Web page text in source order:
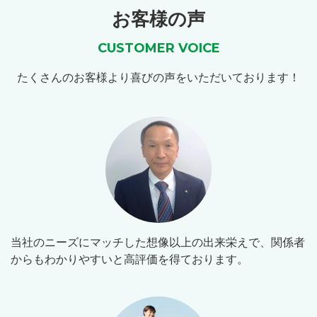
お客様の声
CUSTOMER VOICE
たくさんのお客様より喜びの声をいただいております！
当社のニーズにマッチした想像以上の出来栄えで、関係者
からもわかりやすいと高評価を得ております。